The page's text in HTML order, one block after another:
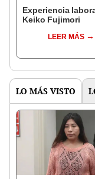
Experiencia
Keiko Fujimori
LEER MÁS
LO MÁS VISTO